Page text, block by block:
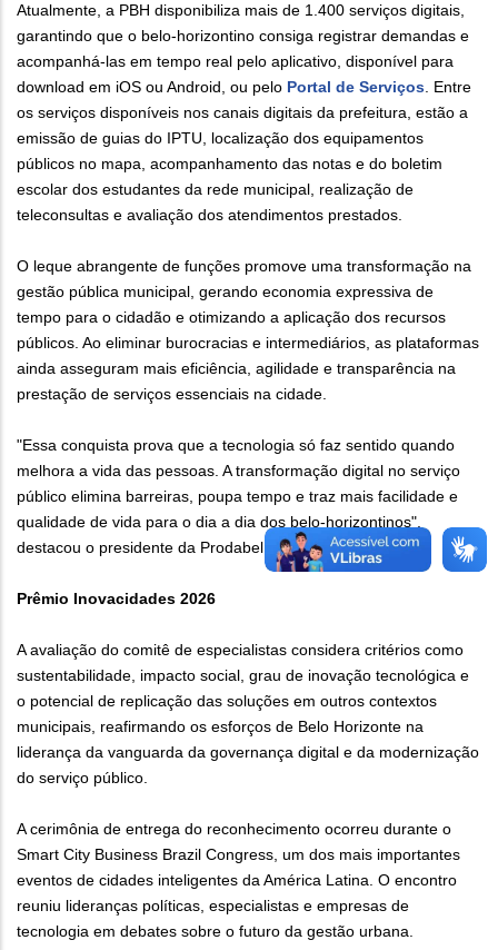
Atualmente, a PBH disponibiliza mais de 1.400 serviços digitais,
garantindo que o belo-horizontino consiga registrar demandas e
acompanhá-las em tempo real pelo aplicativo, disponível para
download em iOS ou Android, ou pelo Portal de Serviços. Entre
os serviços disponíveis nos canais digitais da prefeitura, estão a
emissão de guias do IPTU, localização dos equipamentos
públicos no mapa, acompanhamento das notas e do boletim
escolar dos estudantes da rede municipal, realização de
teleconsultas e avaliação dos atendimentos prestados.
O leque abrangente de funções promove uma transformação na
gestão pública municipal, gerando economia expressiva de
tempo para o cidadão e otimizando a aplicação dos recursos
públicos. Ao eliminar burocracias e intermediários, as plataformas
ainda asseguram mais eficiência, agilidade e transparência na
prestação de serviços essenciais na cidade.
"Essa conquista prova que a tecnologia só faz sentido quando
melhora a vida das pessoas. A transformação digital no serviço
público elimina barreiras, poupa tempo e traz mais facilidade e
qualidade de vida para o dia a dia dos belo-horizontinos",
destacou o presidente da Prodabel, Fernando Lopes.
Prêmio Inovacidades 2026
A avaliação do comitê de especialistas considera critérios como
sustentabilidade, impacto social, grau de inovação tecnológica e
o potencial de replicação das soluções em outros contextos
municipais, reafirmando os esforços de Belo Horizonte na
liderança da vanguarda da governança digital e da modernização
do serviço público.
A cerimônia de entrega do reconhecimento ocorreu durante o
Smart City Business Brazil Congress, um dos mais importantes
eventos de cidades inteligentes da América Latina. O encontro
reuniu lideranças políticas, especialistas e empresas de
tecnologia em debates sobre o futuro da gestão urbana.